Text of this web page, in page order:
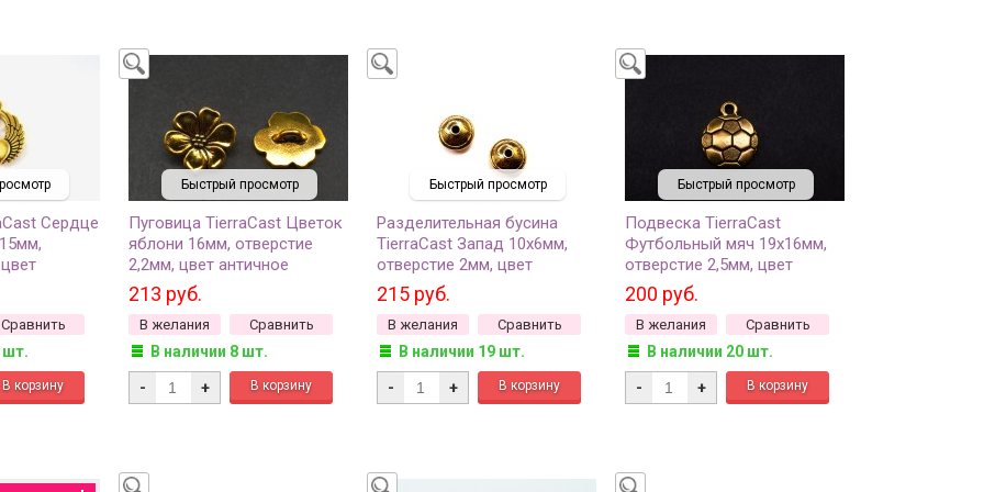
Сердце
Сравнить
шт.
Быстрый просмотр
Пуговица TierraCast Цветок
яблони 16мм, отверстие
2,2мм, цвет античное
золото, 94-6549-26, 1шт
213 руб.
В желания Сравнить
В наличии 8 шт.
- +
Быстрый просмотр
Разделительная бусина
TierraCast Запад 10х6мм,
отверстие 2мм, цвет
античное золото, 94-5831-
26, 1шт
215 руб.
В желания Сравнить
В наличии 19 шт.
- +
Быстрый просмотр
Подвеска TierraCast
Футбольный мяч 19х16мм,
отверстие 2,5мм, цвет
античное золото, 94-2463-
26, 1шт
200 руб.
В желания Сравнить
В наличии 20 шт.
- +